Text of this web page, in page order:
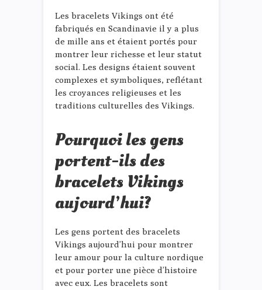
Les bracelets Vikings ont été
fabriqués en Scandinavie il y a plus
de mille ans et étaient portés pour
montrer leur richesse et leur statut
social. Les designs étaient souvent
complexes et symboliques, reflétant
les croyances religieuses et les
traditions culturelles des Vikings.
Pourquoi les gens
portent-ils des
bracelets Vikings
aujourd’hui?
Les gens portent des bracelets
Vikings aujourd’hui pour montrer
leur amour pour la culture nordique
et pour porter une pièce d’histoire
avec eux. Les bracelets sont